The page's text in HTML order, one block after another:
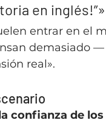
en
entrar en el
demasiado
real».
confianza de